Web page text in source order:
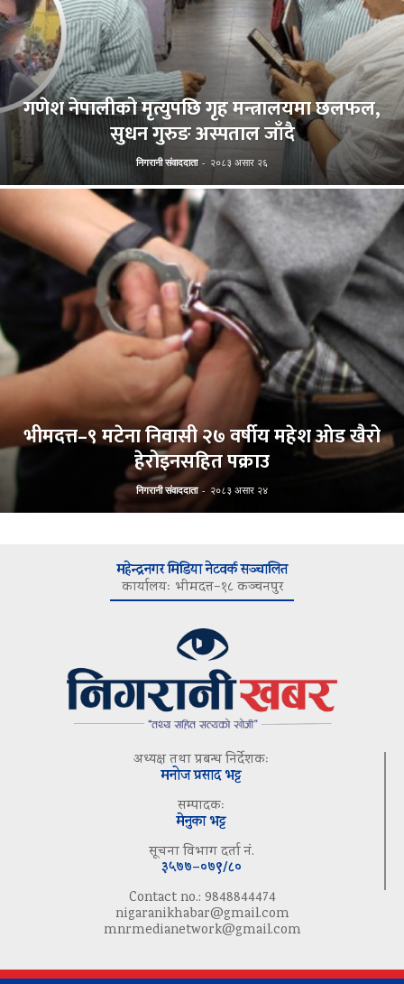
गणेश नेपालीको मृत्युपछि गृह मन्त्रालयमा छलफल,
सुधन गुरुङ अस्पताल जाँदै
निगरानी संवाददाता - २०८३ असार २६
भीमदत्त–९ मटेना निवासी २७ वर्षीय महेश ओड खैरो
हेरोइनसहित पक्राउ
निगरानी संवाददाता - २०८३ असार २४
महेन्द्रनगर मिडिया नेटवर्क सञ्चालित
कार्यालयः भीमदत्त–१८ कञ्चनपुर
अध्यक्ष तथा प्रबन्ध निर्देशकः
मनोज प्रसाद भट्ट
सम्पादकः
मेनुका भट्ट
सूचना विभाग दर्ता नं.
३५७७–०७९/८०
Contact no.: 9848844474
nigaranikhabar@gmail.com
mnrmedianetwork@gmail.com